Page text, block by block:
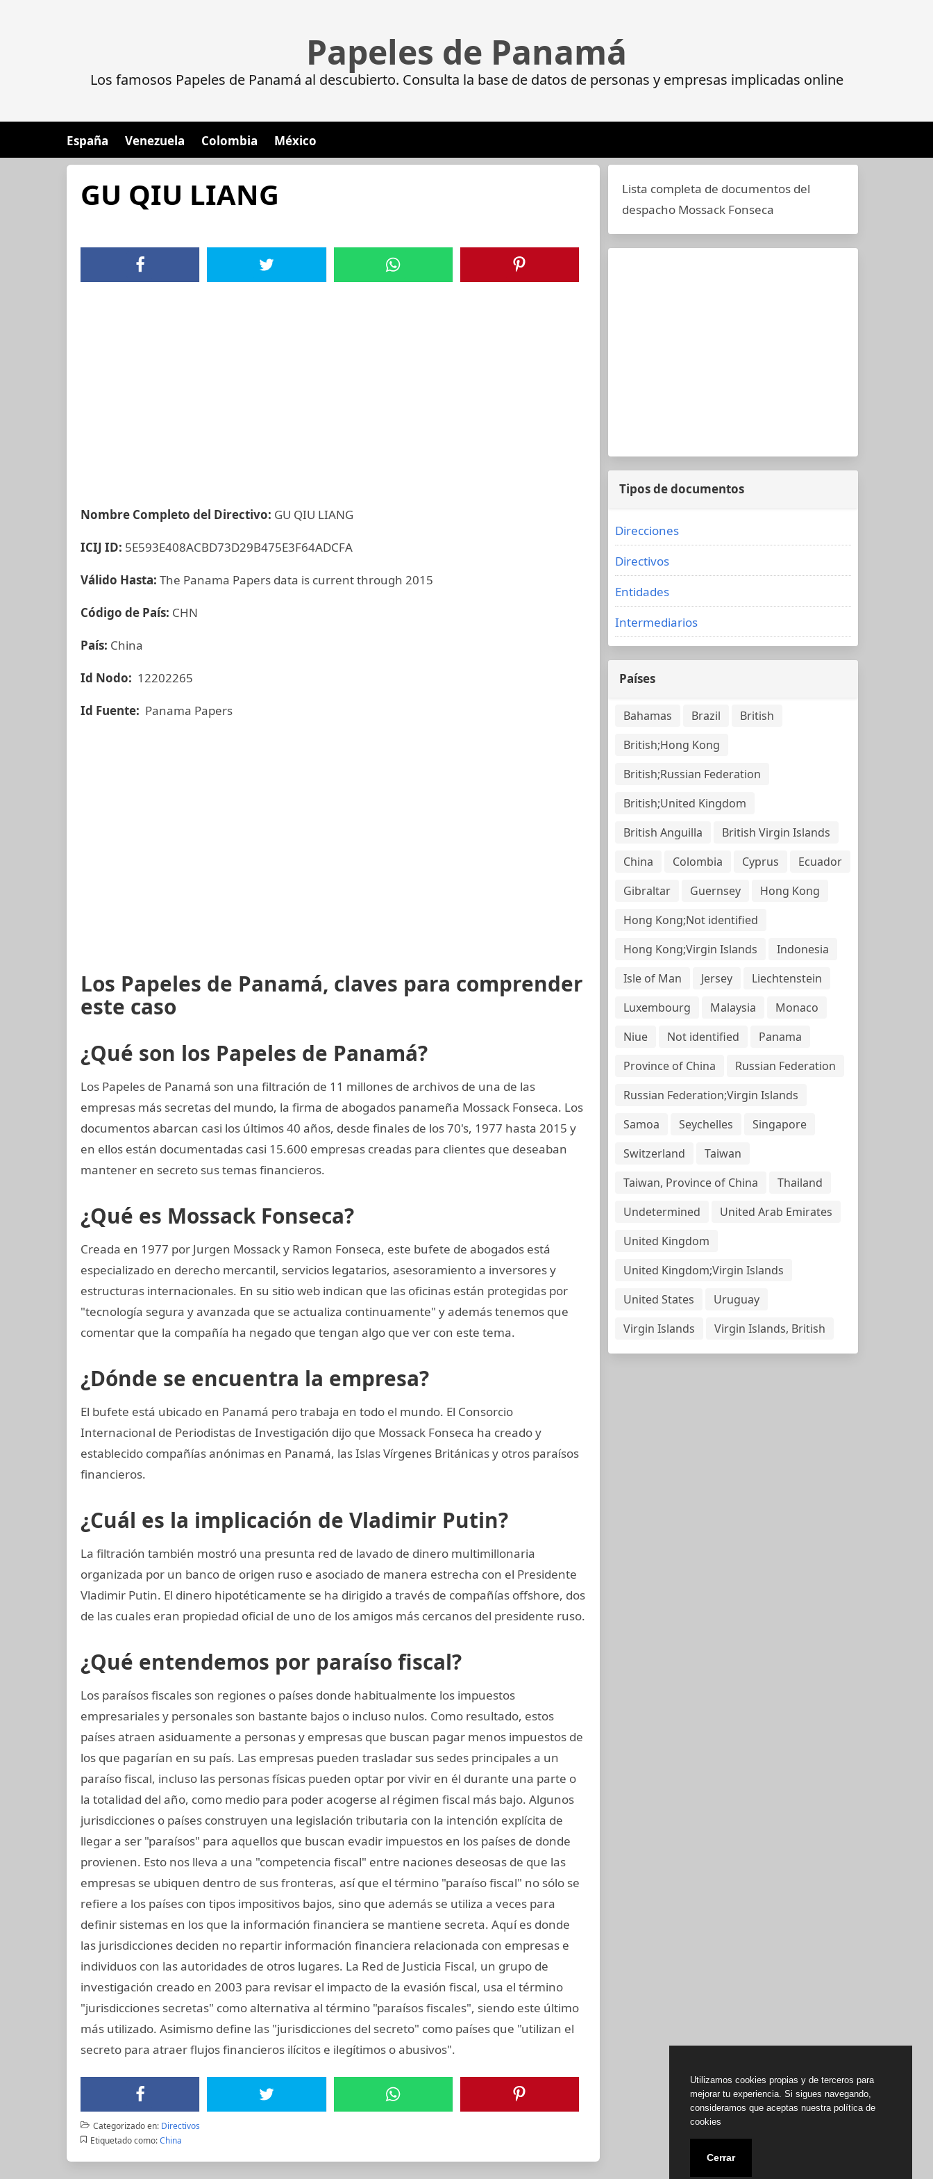
Papeles de Panamá
Los famosos Papeles de Panamá al descubierto. Consulta la base de datos de personas y empresas implicadas online
España Venezuela Colombia México
GU QIU LIANG
Nombre Completo del Directivo: GU QIU LIANG
ICIJ ID: 5E593E408ACBD73D29B475E3F64ADCFA
Válido Hasta: The Panama Papers data is current through 2015
Código de País: CHN
País: China
Id Nodo: 12202265
Id Fuente: Panama Papers
Los Papeles de Panamá, claves para comprender
este caso
¿Qué son los Papeles de Panamá?
Los Papeles de Panamá son una filtración de 11 millones de archivos de una de las
empresas más secretas del mundo, la firma de abogados panameña Mossack Fonseca. Los
documentos abarcan casi los últimos 40 años, desde finales de los 70's, 1977 hasta 2015 y
en ellos están documentadas casi 15.600 empresas creadas para clientes que deseaban
mantener en secreto sus temas financieros.
¿Qué es Mossack Fonseca?
Creada en 1977 por Jurgen Mossack y Ramon Fonseca, este bufete de abogados está
especializado en derecho mercantil, servicios legatarios, asesoramiento a inversores y
estructuras internacionales. En su sitio web indican que las oficinas están protegidas por
"tecnología segura y avanzada que se actualiza continuamente" y además tenemos que
comentar que la compañía ha negado que tengan algo que ver con este tema.
¿Dónde se encuentra la empresa?
El bufete está ubicado en Panamá pero trabaja en todo el mundo. El Consorcio
Internacional de Periodistas de Investigación dijo que Mossack Fonseca ha creado y
establecido compañías anónimas en Panamá, las Islas Vírgenes Británicas y otros paraísos
financieros.
¿Cuál es la implicación de Vladimir Putin?
La filtración también mostró una presunta red de lavado de dinero multimillonaria
organizada por un banco de origen ruso e asociado de manera estrecha con el Presidente
Vladimir Putin. El dinero hipotéticamente se ha dirigido a través de compañías offshore, dos
de las cuales eran propiedad oficial de uno de los amigos más cercanos del presidente ruso.
¿Qué entendemos por paraíso fiscal?
Los paraísos fiscales son regiones o países donde habitualmente los impuestos
empresariales y personales son bastante bajos o incluso nulos. Como resultado, estos
países atraen asiduamente a personas y empresas que buscan pagar menos impuestos de
los que pagarían en su país. Las empresas pueden trasladar sus sedes principales a un
paraíso fiscal, incluso las personas físicas pueden optar por vivir en él durante una parte o
la totalidad del año, como medio para poder acogerse al régimen fiscal más bajo. Algunos
jurisdicciones o países construyen una legislación tributaria con la intención explícita de
llegar a ser "paraísos" para aquellos que buscan evadir impuestos en los países de donde
provienen. Esto nos lleva a una "competencia fiscal" entre naciones deseosas de que las
empresas se ubiquen dentro de sus fronteras, así que el término "paraíso fiscal" no sólo se
refiere a los países con tipos impositivos bajos, sino que además se utiliza a veces para
definir sistemas en los que la información financiera se mantiene secreta. Aquí es donde
las jurisdicciones deciden no repartir información financiera relacionada con empresas e
individuos con las autoridades de otros lugares. La Red de Justicia Fiscal, un grupo de
investigación creado en 2003 para revisar el impacto de la evasión fiscal, usa el término
"jurisdicciones secretas" como alternativa al término "paraísos fiscales", siendo este último
más utilizado. Asimismo define las "jurisdicciones del secreto" como países que "utilizan el
secreto para atraer flujos financieros ilícitos e ilegítimos o abusivos".
Categorizado en: Directivos
Etiquetado como: China
Lista completa de documentos del
despacho Mossack Fonseca
Tipos de documentos
Direcciones
Directivos
Entidades
Intermediarios
Países
Bahamas Brazil
British
British;Hong Kong
British;Russian Federation
British;United Kingdom
British Anguilla
British Virgin Islands
China
Colombia Cyprus
Ecuador
Gibraltar
Guernsey
Hong Kong
Hong Kong;Not identified
Hong Kong;Virgin Islands
Indonesia
Isle of Man
Jersey
Liechtenstein
Luxembourg
Malaysia
Monaco
Niue
Not identified
Panama
Province of China
Russian Federation
Russian Federation;Virgin Islands
Samoa
Seychelles
Singapore
Switzerland
Taiwan
Taiwan, Province of China
Thailand
Undetermined
United Arab Emirates
United Kingdom
United Kingdom;Virgin Islands
United States
Uruguay
Virgin Islands
Virgin Islands, British
Utilizamos cookies propias y de terceros para
mejorar tu experiencia. Si sigues navegando,
consideramos que aceptas nuestra política de
cookies
Cerrar